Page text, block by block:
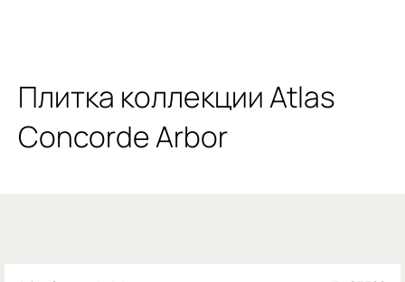
Плитка коллекции Atlas
Concorde Arbor